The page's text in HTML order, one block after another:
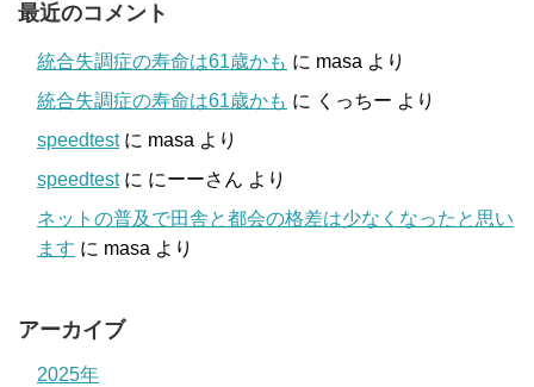
最近のコメント
統合失調症の寿命は61歳かも に masa より
統合失調症の寿命は61歳かも に くっちー より
speedtestに masa より
speedtestに にーーさん より
ネットの普及で田舎と都会の格差は少なくなったと思い
ます に masa より
アーカイブ
2025年